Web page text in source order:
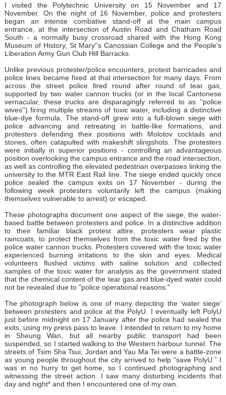
I visited the Polytechnic University on 15 November and 17
November. On the night of 16 November, police and protesters
began an intense combative stand-off at the main campus
entrance, at the intersection of Austin Road and Chatham Road
South - a normally busy crossroad shared with the Hong Kong
Museum of History, St Mary''s Canossian College and the People’s
Liberation Army Gun Club Hill Barracks.
Unlike previous protester/police encounters, protest barricades and
police lines became fixed at that intersection for many days. From
across the street police fired round after round of tear gas,
supported by two water cannon trucks (or in the local Cantonese
vernacular, these trucks are disparagingly referred to as ''police
wives'') firing multiple streams of toxic water, including a distinctive
blue-dye formula. The stand-off grew into a full-blown siege with
police advancing and retreating in battle-like formations, and
protesters defending their positions with Molotov cocktails and
stones, often catapulted with makeshift slingshots. The protesters
were initially in superior positions - controlling an advantageous
position overlooking the campus entrance and the road intersection,
as well as controlling the elevated pedestrian overpasses linking the
university to the MTR East Rail line. The siege ended quickly once
police sealed the campus exits on 17 November - during the
following week protesters voluntarily left the campus (making
themselves vulnerable to arrest) or escaped.
These photographs document one aspect of the siege, the water-
based battle between protesters and police. In a distinctive addition
to their familiar black protest attire, protesters wear plastic
raincoats, to protect themselves from the toxic water fired by the
police water cannon trucks. Protesters covered with the toxic water
experienced burning irritations to the skin and eyes. Medical
volunteers flushed victims with saline solution and collected
samples of the toxic water for analysis as the government stated
that the chemical content of the tear gas and blue-dyed water could
not be revealed due to "police operational reasons."
The photograph below is one of many depicting the ‘water siege’
between protesters and police at the PolyU. I eventually left PolyU
just before midnight on 17 January after the police had sealed the
exits, using my press pass to leave. I intended to return to my home
in Sheung Wan, but all nearby public transport had been
suspended, so I started walking to the Western harbour tunnel. The
streets of Tsim Sha Tsui, Jordan and Yau Ma Tei were a battle-zone
as young people throughout the city arrived to help “save PolyU.” I
was in no hurry to get home, so I continued photographing and
witnessing the street action. I saw many disturbing incidents that
day and night* and then I encountered one of my own.